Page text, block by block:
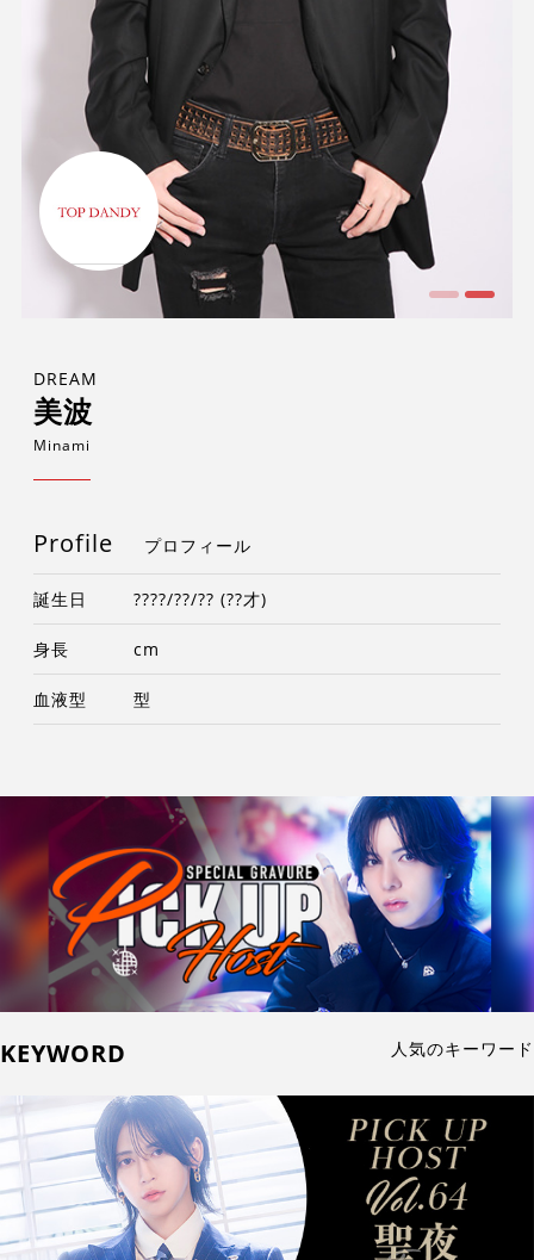
DREAM
美波
Minami
Profile プロフィール
誕生日 ????/??/?? (??才)
身長 cm
血液型 型
KEYWORD 人気のキーワード